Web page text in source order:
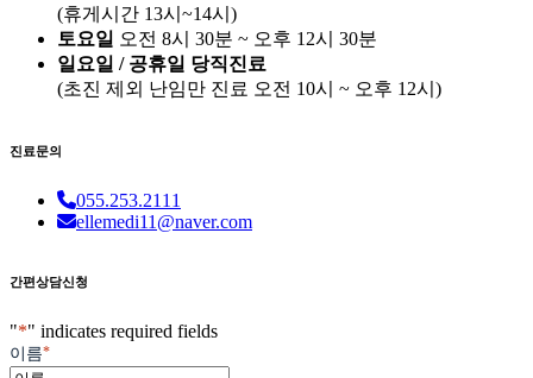
(휴게시간 13시~14시)
토요일 오전 8시 30분 ~ 오후 12시 30분
일요일 / 공휴일 당직진료
(초진 제외 난임만 진료 오전 10시 ~ 오후 12시)
진료문의
055.253.2111
ellemedi11@naver.com
간편상담신청
"*" indicates required fields
이름*